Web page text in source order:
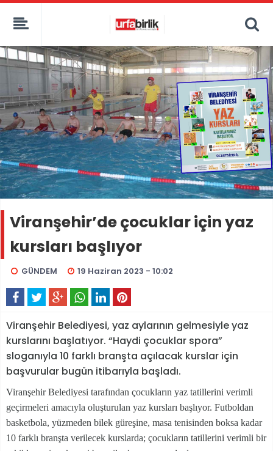
Viranşehir’de çocuklar için yaz
kursları başlıyor
GÜNDEM 19 Haziran 2023 - 10:02
Viranşehir Belediyesi, yaz aylarının gelmesiyle yaz
kurslarını başlatıyor. “Haydi çocuklar spora”
sloganıyla 10 farklı branşta açılacak kurslar için
başvurular bugün itibarıyla başladı.
Viranşehir Belediyesi tarafından çocukların yaz tatillerini verimli
geçirmeleri amacıyla oluşturulan yaz kursları başlıyor. Futboldan
basketbola, yüzmeden bilek güreşine, masa tenisinden boksa kadar
10 farklı branşta verilecek kurslarda; çocukların tatillerini verimli bir